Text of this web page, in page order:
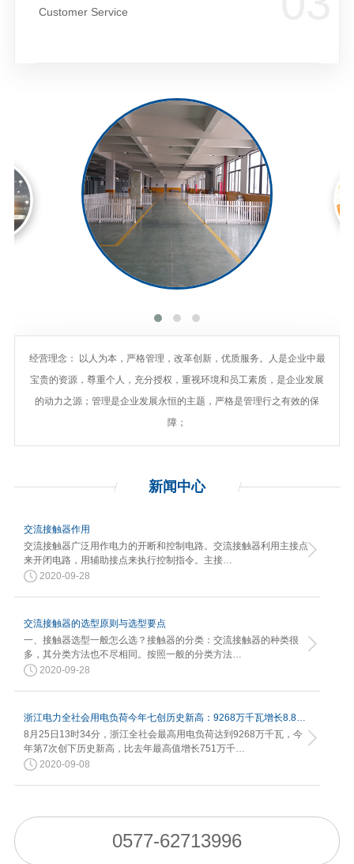
Customer Service
经营理念： 以人为本，严格管理，改革创新，优质服务。人是企业中最
宝贵的资源，尊重个人，充分授权，重视环境和员工素质，是企业发展
的动力之源；管理是企业发展永恒的主题，严格是管理行之有效的保
障；
新闻 中心
交流接触器作用
交流接触器广泛用作电力的开断和控制电路。交流接触器利用主接点
来开闭电路，用辅助接点来执行控制指令。主接…
2020-09-28
交流接触器的选型原则与选型要点
一、接触器选型一般怎么选？接触器的分类：交流接触器的种类很
多，其分类方法也不尽相同。按照一般的分类方法…
2020-09-28
浙江电力全社会用电负荷今年七创历史新高：9268万千瓦增长8.82%
8月25日13时34分，浙江全社会最高用电负荷达到9268万千瓦，今
年第7次创下历史新高，比去年最高值增长751万千…
2020-09-08
0577-62713996